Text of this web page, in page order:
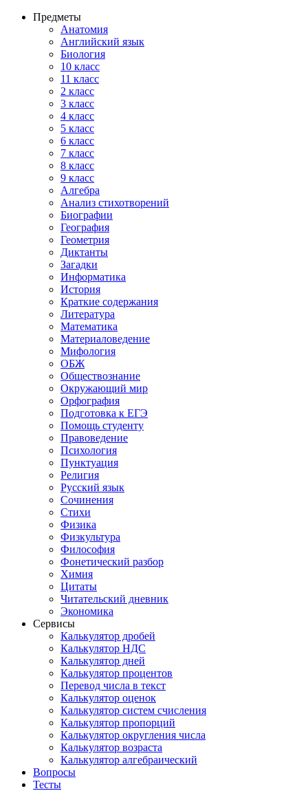
Предметы
Анатомия
Английский язык
Биология
10 класс
11 класс
2 класс
3 класс
4 класс
5 класс
6 класс
7 класс
8 класс
9 класс
Алгебра
Анализ стихотворений
Биографии
География
Геометрия
Диктанты
Загадки
Информатика
История
Краткие содержания
Литература
Математика
Материаловедение
Мифология
ОБЖ
Обществознание
Окружающий мир
Орфография
Подготовка к ЕГЭ
Помощь студенту
Правоведение
Психология
Пунктуация
Религия
Русский язык
Сочинения
Стихи
Физика
Физкультура
Философия
Фонетический разбор
Химия
Цитаты
Читательский дневник
Экономика
Сервисы
Калькулятор дробей
Калькулятор НДС
Калькулятор дней
Калькулятор процентов
Перевод числа в текст
Калькулятор оценок
Калькулятор систем счисления
Калькулятор пропорций
Калькулятор округления числа
Калькулятор возраста
Калькулятор алгебраический
Вопросы
Тесты